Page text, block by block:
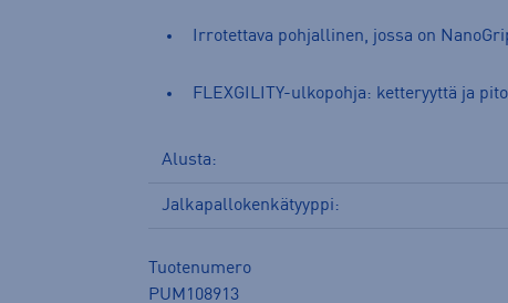
Irrotettava pohjallinen, jossa on
FLEXGILITY-ulkopohja: ketteryyttä ja
Alusta:
Jalkapallokenkätyyppi:
Tuotenumero
PUM108913